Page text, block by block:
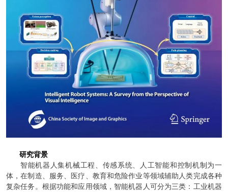
研究背景
智能机器人集机械工程、传感系统、人工智能和控制机制为一
体，在制造、服务、医疗、教育和危险作业等领域辅助人类完成各种
复杂任务。根据功能和应用领域，智能机器人可分为三类：工业机器